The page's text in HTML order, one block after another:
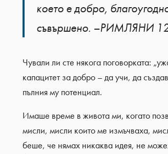
което е добро,
съвършено. –РИМЛЯНИ
Чували ли сте някога поговорката:
капацитет за добро – да учи, да
пълния му потенциал.
Имаше време в живота ми, когато
мисли, мисли които ме измъчваха,
беше, че нямах никаква идея, не